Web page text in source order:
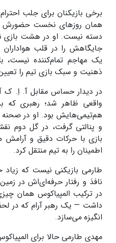
برخی بازیکنان برای جلب
همان روز‌های نخست حضورش
دسته نیست. او در هشت بازی
جایگاهش را در قلب هواداران
یک مهاجم تمام‌کننده نیست،
ذهنیت و سبک بازی تیم را
در دیدار حساس مقابل آ. اِ. ک
واقعی ظاهر شد؛ رهبری که
هم‌تیمی‌هایش بود. او در
و پنالتی گرفت، در گل دوم
بازی با حرکات دقیق و
اطمینان را به تیم منتقل کرد.
طارمی بازیکنی نیست که زیاد
نافذ و رفتار حرفه‌ای‌اش در
در ترکیب المپیاکوس همان
داشت — یک رهبر آرام که در
انگیزه می‌سازد.
مهدی طارمی حالا برای